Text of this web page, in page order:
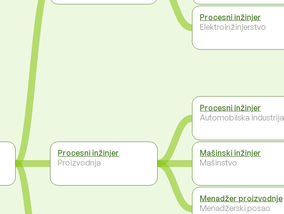
Procesni inžinjer
Proizvodnja
Procesni inžinjer
Elektroinžinjerstvo
Procesni inžinjer
Automobilska industrija
Mašinski inžinjer
Mašinstvo
Menadžer proizvodnje
Menadžerski posao